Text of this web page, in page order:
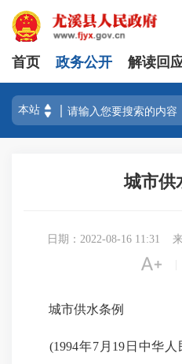
首页 政务公开 解读回
城市供
日期：2022-08-16 11:31

城市供水条例
(1994年7月19日中华人